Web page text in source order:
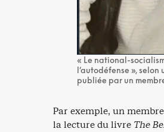
« Le national-
l’autodéfense », selon
publiée par un
Par exemple, un
la lecture du livre The